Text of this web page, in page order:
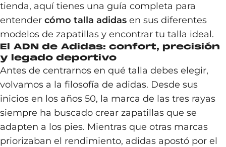
tienda, aquí tienes una guía completa para
entender cómo talla adidas en sus diferentes
modelos de zapatillas y encontrar tu talla ideal.
El ADN de Adidas: confort, precisión
y legado deportivo
Antes de centrarnos en qué talla debes elegir,
volvamos a la filosofía de adidas. Desde sus
inicios en los años 50, la marca de las tres rayas
siempre ha buscado crear zapatillas que se
adapten a los pies. Mientras que otras marcas
priorizaban el rendimiento, adidas apostó por el